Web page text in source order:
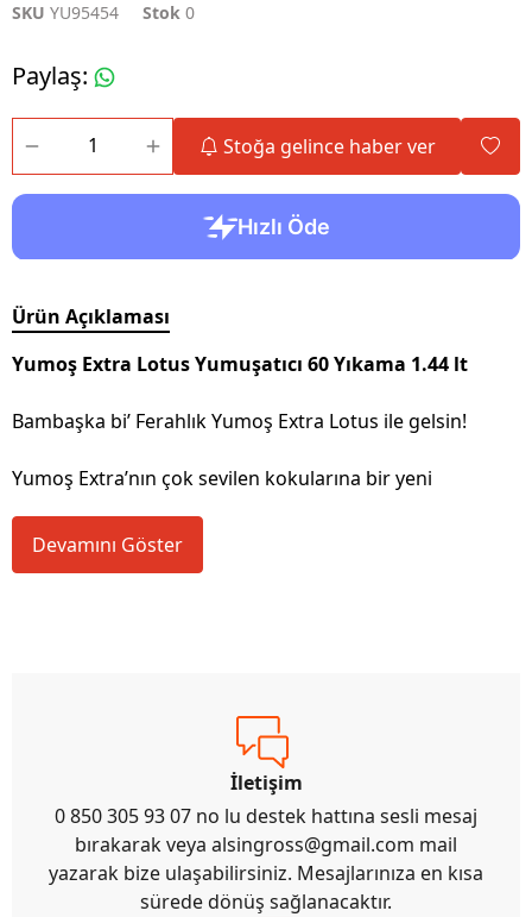
SKU YU95454 Stok 0
Paylaş:
Stoğa gelince haber ver
Ürün Açıklaması
Yumoş Extra Lotus Yumuşatıcı 60 Yıkama 1.44 lt
Bambaşka bi’ Ferahlık Yumoş Extra Lotus ile gelsin!
Yumoş Extra’nın çok sevilen kokularına bir yeni
Devamını Göster
İletişim
0 850 305 93 07 no lu destek hattına sesli mesaj
bırakarak veya alsingross@gmail.com mail
yazarak bize ulaşabilirsiniz. Mesajlarınıza en kısa
sürede dönüş sağlanacaktır.